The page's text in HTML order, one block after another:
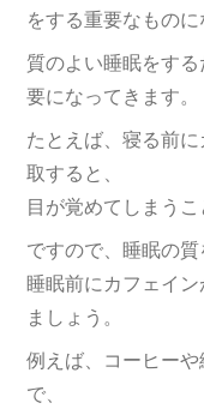
をする重要なものに
質のよい睡眠をす
要になってきます。
たとえば、寝る前
取すると、
目が覚めてしまうこ
ですので、睡眠の質
睡眠前にカフェイ
ましょう。
例えば、コーヒー
で、